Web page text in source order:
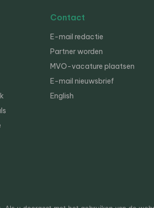
Contact
E-mail redactie
Partner worden
MVO-vacature plaatsen
E-mail nieuwsbrief
English